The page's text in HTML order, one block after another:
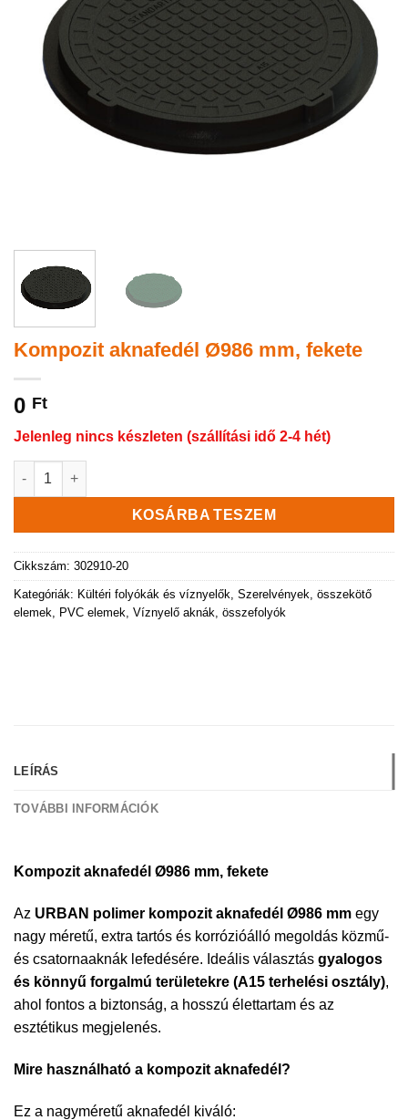
Kompozit aknafedél Ø986 mm, fekete
0 Ft
Jelenleg nincs készleten (szállítási idő 2-4 hét)
Kompozit aknafedél Ø986 mm, fekete mennyiség
KOSÁRBA TESZEM
Cikkszám: 302910-20
Kategóriák: Kültéri folyókák és víznyelők Szerelvények, összekötő
elemek, PVC elemek Víznyelő aknák, összefolyók
LEÍRÁS
TOVÁBBI INFORMÁCIÓK
Kompozit aknafedél Ø986 mm, fekete
Az URBAN polimer kompozit aknafedél Ø986 mm egy
nagy méretű, extra tartós és korrózióálló megoldás közmű-
és csatornaaknák lefedésére. Ideális választás gyalogos
és könnyű forgalmú területekre (A15 terhelési osztály),
ahol fontos a biztonság, a hosszú élettartam és az
esztétikus megjelenés.
Mire használható a kompozit aknafedél?
Ez a nagyméretű aknafedél kiváló: